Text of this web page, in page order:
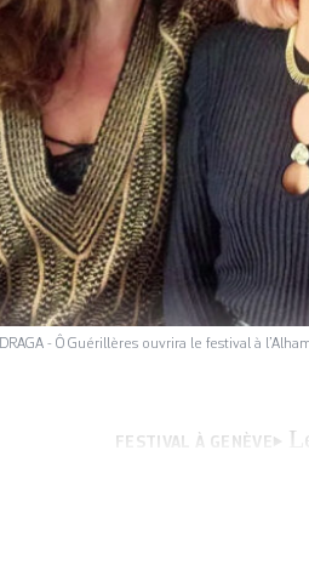
DRAGA - Ô Guérillères ouvrira le festival à
FESTIVAL À GENÈVE